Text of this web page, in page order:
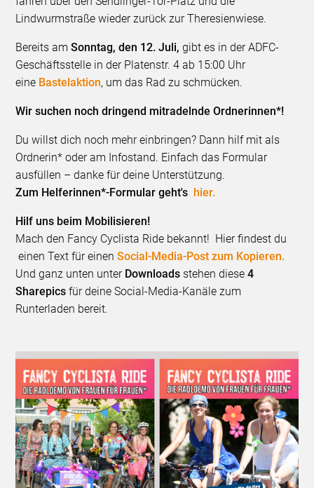
Lindwurmstraße wieder zurück zur Theresienwiese.
Bereits am Sonntag, den 12. Juli,gibt es in der ADFC-
Geschäftsstelle in der Platenstr. 4 ab 15:00 Uhr
eine Bastelaktion, um das Rad zu schmücken.
Wir suchen noch dringend mitradelnde Ordnerinnen*!
Du willst dich noch mehr einbringen? Dann hilf mit als
Ordnerin* oder am Infostand. Einfach das Formular
ausfüllen – danke für deine Unterstützung.
Zum Helferinnen*-Formular geht's hier.
Hilf uns beim Mobilisieren!
Mach den Fancy Cyclista Ride bekannt! Hier findest du
einen Text für einenSocial-Media-Post zum Kopieren.
Und ganz unten unterDownloads stehen diese4
Sharepics für deine Social-Media-Kanäle zum
Runterladen bereit.